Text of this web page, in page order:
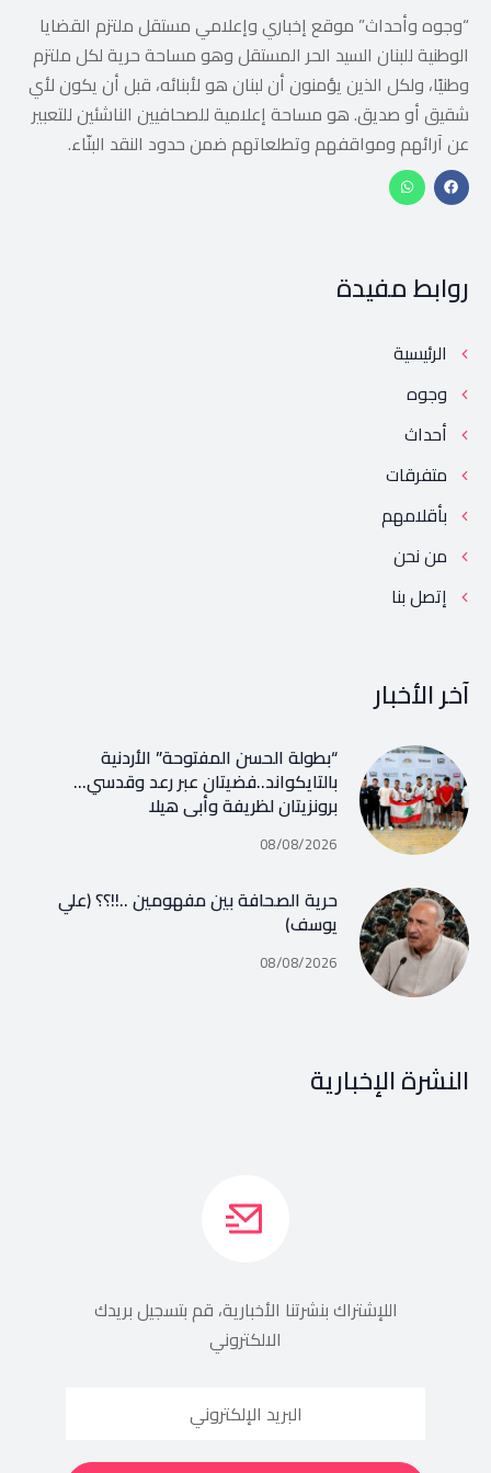
“وجوه وأحداث” موقع إخباري وإعلامي مستقل ملتزم القضايا
الوطنية للبنان السيد الحر المستقل وهو مساحة حرية لكل ملتزم
وطنيًا، ولكل الذين يؤمنون أن لبنان هو لأبنائه، قبل أن يكون لأي
شقيق أو صديق. هو مساحة إعلامية للصحافيين الناشئين للتعبير
عن آرائهم ومواقفهم وتطلعاتهم ضمن حدود النقد البنّاء.
روابط مفيدة
الرئيسية
وجوه
أحداث
متفرقات
بأقلامهم
من نحن
إتصل بنا
آخر الأخبار
“بطولة الحسن المفتوحة” الأردنية
بالتايكواند..فضيتان عبر رعد وقدسي…
برونزيتان لظريفة وأبي هيلا
08/08/2026
حرية الصحافة بين مفهومين ..!!؟؟ (علي
يوسف)
08/08/2026
النشرة الإخبارية
اللإشتراك بنشرتنا الأخبارية، قم بتسجيل بريدك
الالكتروني